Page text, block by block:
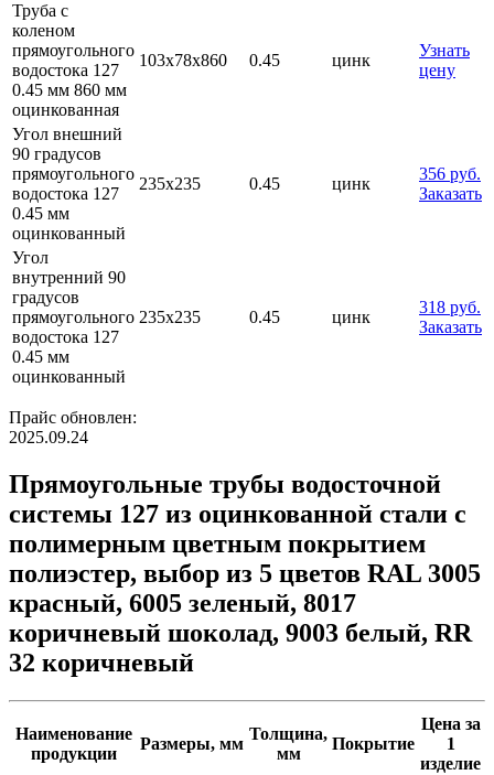
Труба с
коленом
прямоугольного
водостока 127
0.45 мм 860 мм
оцинкованная
103х78х860 0.45 цинк
Узнать
цену
Угол внешний
90 градусов
прямоугольного
водостока 127
0.45 мм
оцинкованный
235х235 0.45 цинк
356 руб.
Заказать
Угол
внутренний 90
градусов
прямоугольного
водостока 127
0.45 мм
оцинкованный
235х235 0.45 цинк
318 руб.
Заказать
Прайс обновлен:
2025.09.24
Прямоугольные трубы водосточной
системы 127 из оцинкованной стали с
полимерным цветным покрытием
полиэстер, выбор из 5 цветов RAL 3005
красный, 6005 зеленый, 8017
коричневый шоколад, 9003 белый, RR
32 коричневый
Наименование
продукции
Размеры, мм
Толщина,
мм
Покрытие
Цена за
1
изделие